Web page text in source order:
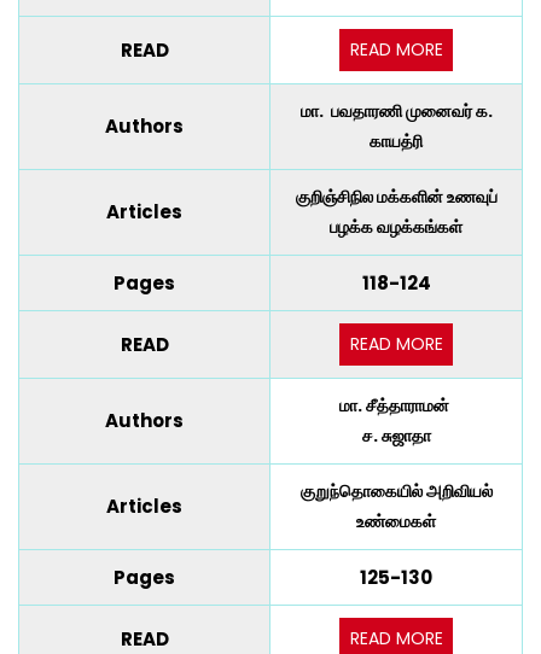
READ READ MORE
Authors
மா. பவதாரணி முனைவர் க.
காயத்ரி
Articles
குறிஞ்சிநில மக்களின் உணவுப்
பழக்க வழக்கங்கள்
Pages 118-124
READ READ MORE
Authors
மா. சீத்தாராமன்
ச. சுஜாதா
Articles
குறுந்தொகையில் அறிவியல்
உண்மைகள்
Pages 125-130
READ READ MORE